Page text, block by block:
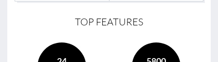
TOP FEATURES